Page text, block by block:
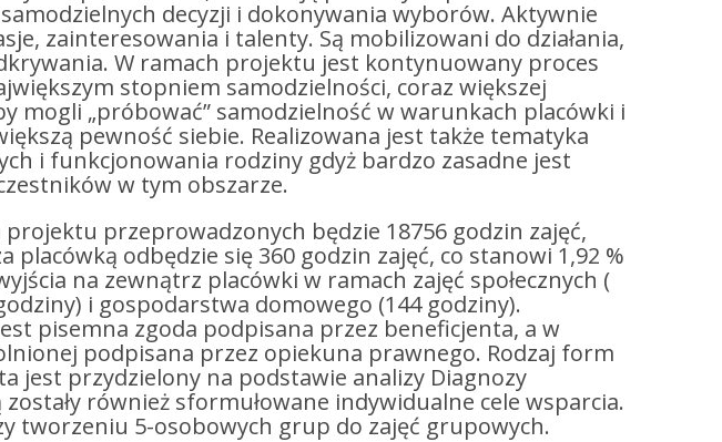
decyzji i dokonywania wyborów. Aktywnie
zainteresowania i talenty. Są mobilizowani do działania,
W ramach projektu jest kontynuowany proces
stopniem samodzielności, coraz większej
mogli „próbować” samodzielność w warunkach placówki i
pewność siebie. Realizowana jest także tematyka
i funkcjonowania rodziny gdyż bardzo zasadne jest
w tym obszarze.
projektu przeprowadzonych będzie 18756 godzin zajęć,
placówką odbędzie się 360 godzin zajęć, co stanowi 1,92 %
na zewnątrz placówki w ramach zajęć społecznych (
i gospodarstwa domowego (144 godziny).
pisemna zgoda podpisana przez beneficjenta, a w
podpisana przez opiekuna prawnego. Rodzaj form
jest przydzielony na podstawie analizy Diagnozy
również sformułowane indywidualne cele wsparcia.
tworzeniu 5-osobowych grup do zajęć grupowych.